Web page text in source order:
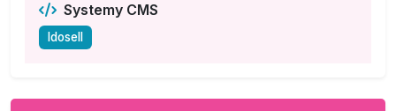
Systemy CMS
Idosell